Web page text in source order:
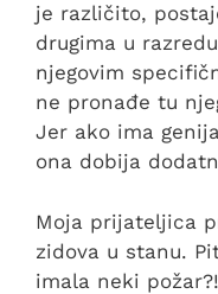
je različito,
drugima u
njegovim
ne pronađe tu
Jer ako ima
ona dobija
Moja prijateljica
zidova u stanu.
imala neki